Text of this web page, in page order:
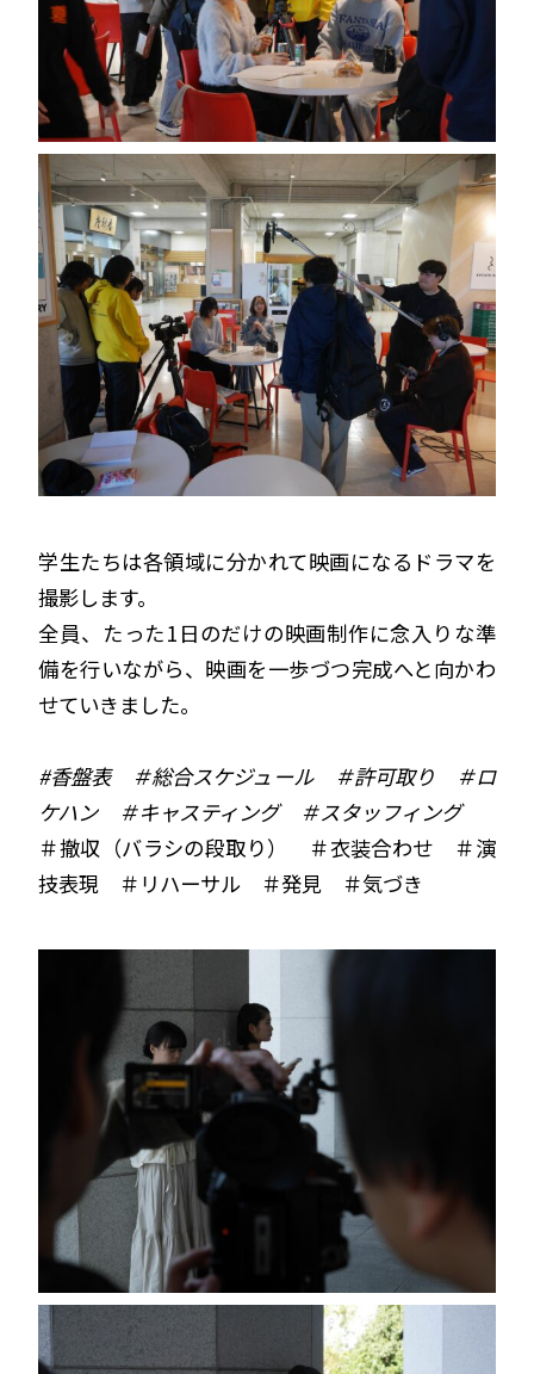
学生たちは各領域に分かれて映画になるドラマを
撮影します。
全員、たった1日のだけの映画制作に念入りな準
備を行いながら、映画を一歩づつ完成へと向かわ
せていきました。
#香盤表 ＃総合スケジュール ＃許可取り ＃ロ
ケハン ＃キャスティング ＃スタッフィング
＃撤収（バラシの段取り） ＃衣装合わせ ＃演
技表現 ＃リハーサル ＃発見 ＃気づき